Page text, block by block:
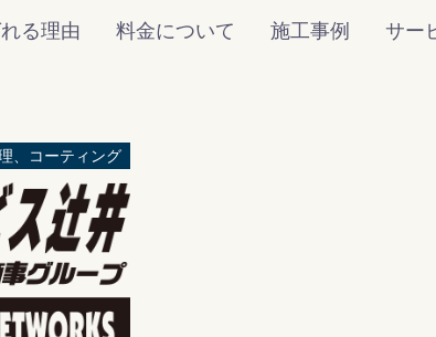
る理由 料金について 施工事例 サー
、コーティング